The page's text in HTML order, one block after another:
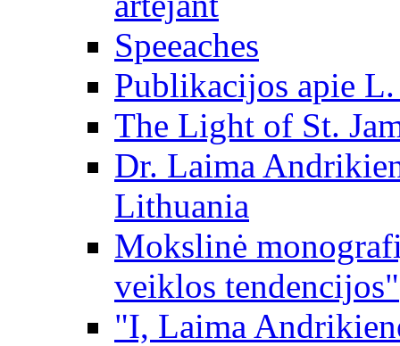
Speeaches
Publikacijos apie
The Light of St.
Dr. Laima
Lithuania
Mokslinė
veiklos tendencijos"
"I, Laima